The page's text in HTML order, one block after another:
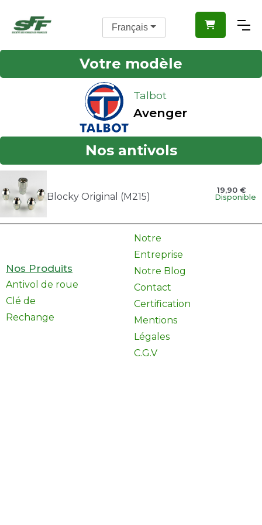

Votre modèle
Talbot
Avenger
Nos antivols
Blocky Original (M215)
19,90 €
Disponible
Nos Produits
Antivol de roue
Clé de
Rechange
Notre
Entreprise
Notre Blog
Contact
Certification
Mentions
Légales
C.G.V
Français